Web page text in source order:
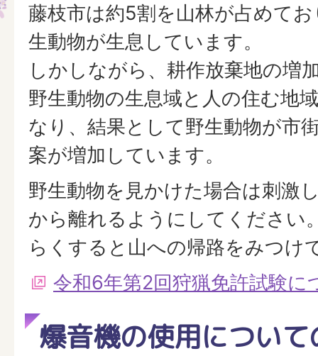
藤枝市は約5割を山林が占めて
生動物が生息しています。
しかしながら、耕作放棄地の増
野生動物の生息域と人の住む地
なり、結果として野生動物が市
案が増加しています。
野生動物を見かけた場合は刺激
から離れるようにしてください
らくすると山への帰路をみつけ
令和6年第2回狩猟免許試験に
爆音機の使用につい